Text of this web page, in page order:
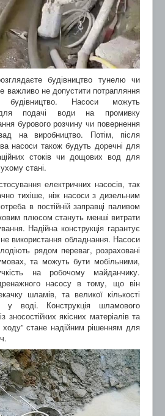
будівництво тунелю чи
важливо не допустити потрапляння
Насоси можуть
для подачі води на промивку
бурового розчину чи повернення
на виробництво. Потім, після
насоси також будуть доречні для
стоків чи дощових вод для
стані.
електричних насосів, так
тихіше, ніж насоси з дизельним
в постійній заправці паливом
плюсом стануть менші витрати
Надійна конструкція гарантує
використання обладнання. Насоси
рядом переваг, розраховані
та можуть бути мобільними,
на робочому майданчику.
насосу в тому, що він
шламів, та великої кількості
у воді. Конструкція шламового
зносостійких якісних матеріалів та
ходу” стане надійним рішенням для